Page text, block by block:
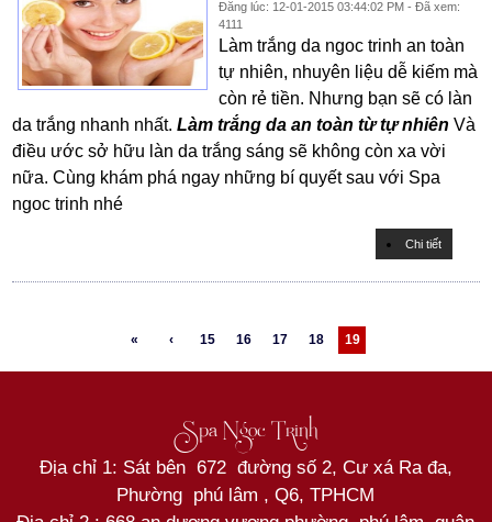
Đăng lúc: 12-01-2015 03:44:02 PM - Đã xem:
4111
Làm trắng da ngoc trinh an toàn
tự nhiên, nhuyên liệu dễ kiếm mà
còn rẻ tiền. Nhưng bạn sẽ có làn
da trắng nhanh nhất. Làm trắng da an toàn từ tự nhiên Và
điều ước sở hữu làn da trắng sáng sẽ không còn xa vời
nữa. Cùng khám phá ngay những bí quyết sau với Spa
ngoc trinh nhé
Chi tiết
« ‹ 15 16 17 18 19
Spa Ngọc Trinh
Địa chỉ 1: Sát bên 672 đường số 2, Cư xá Ra đa,
Phường phú lâm , Q6, TPHCM